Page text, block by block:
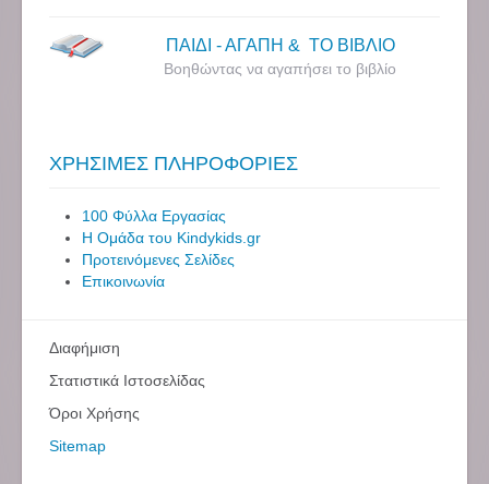
ΠΑΙΔΙ - ΑΓΑΠΗ & ΤΟ ΒΙΒΛΙΟ
Βοηθώντας να αγαπήσει το βιβλίο
ΧΡΗΣΙΜΕΣ ΠΛΗΡΟΦΟΡΙΕΣ
100 Φύλλα Εργασίας
Η Ομάδα του Kindykids.gr
Προτεινόμενες Σελίδες
Επικοινωνία
Διαφήμιση
Στατιστικά Ιστοσελίδας
Όροι Χρήσης
Sitemap